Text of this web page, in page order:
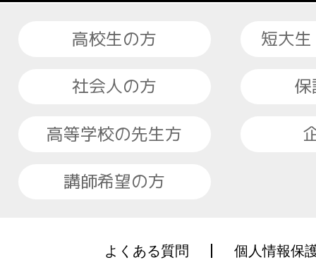
高校生の方
短大
社会人の方
高等学校の先生方
講師希望の方
よくある質問 個人情報保